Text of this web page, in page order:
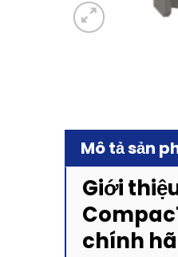
Mô tả sản
Giới
chính